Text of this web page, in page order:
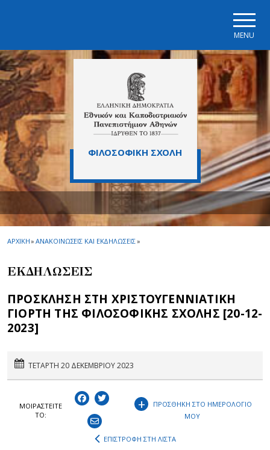
MENU
ΦΙΛΟΣΟΦΙΚΗ ΣΧΟΛΗ
ΑΡΧΙΚΗ» ΑΝΑΚΟΙΝΩΣΕΙΣ ΚΑΙ ΕΚΔΗΛΩΣΕΙΣ»
ΕΚΔΗΛΩΣΕΙΣ
ΠΡΟΣΚΛΗΣΗ ΣΤΗ ΧΡΙΣΤΟΥΓΕΝΝΙΑΤΙΚΗ
ΓΙΟΡΤΗ ΤΗΣ ΦΙΛΟΣΟΦΙΚΗΣ ΣΧΟΛΗΣ [20-12-
2023]
ΤΕΤΑΡΤΗ 20 ΔΕΚΕΜΒΡΙΟΥ 2023
ΜΟΙΡΑΣΤEIΤΕ
ΤΟ:
+
ΠΡΟΣΘΗΚΗ ΣΤΟ ΗΜΕΡΟΛΟΓΙΟ
ΜΟΥ
ΕΠΙΣΤΡΟΦΗ ΣΤΗ ΛΙΣΤΑ